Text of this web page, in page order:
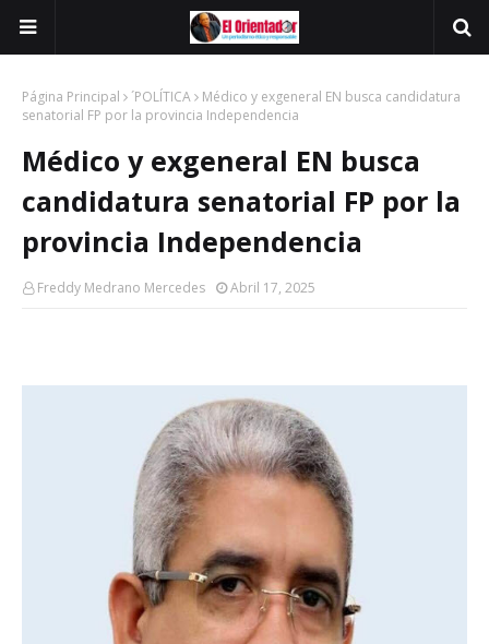
Página Principal ´POLÍTICA
Médico y exgeneral EN busca candidatura
senatorial FP por la provincia Independencia
Médico y exgeneral EN busca
candidatura senatorial FP por la
provincia Independencia
Freddy Medrano Mercedes Abril 17, 2025